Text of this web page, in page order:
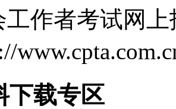
者考试网上
下载专区